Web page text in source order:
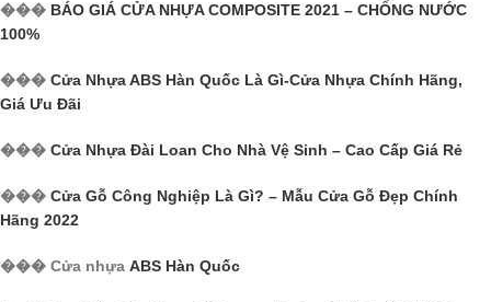
��� BÁO GIÁ CỬA NHỰA COMPOSITE 2021 – CHỐNG NƯỚC
100%
��� Cửa Nhựa ABS Hàn Quốc Là Gì-Cửa Nhựa Chính Hãng,
Giá Ưu Đãi
��� Cửa Nhựa Đài Loan Cho Nhà Vệ Sinh – Cao Cấp Giá Rẻ
��� Cửa Gỗ Công Nghiệp Là Gì? – Mẫu Cửa Gỗ Đẹp Chính
Hãng 2022
��� Cửa nhựa ABS Hàn Quốc